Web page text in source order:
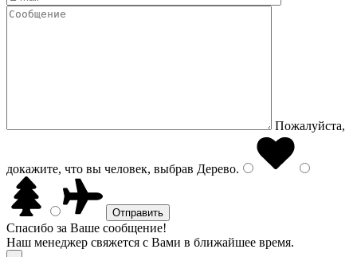
Пожалуйста,
докажите, что вы человек, выбрав Дерево.
Спасибо за Ваше сообщение!
Наш менеджер свяжется с Вами в ближайшее время.